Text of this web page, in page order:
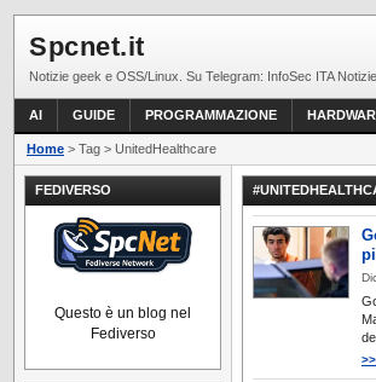
Spcnet.it
Notizie geek e OSS/Linux. Su Telegram: InfoSec ITA Notizie
AI GUIDE PROGRAMMAZIONE
Home > Tag > UnitedHealthcare
FEDIVERSO
Questo è un blog nel
Fediverso